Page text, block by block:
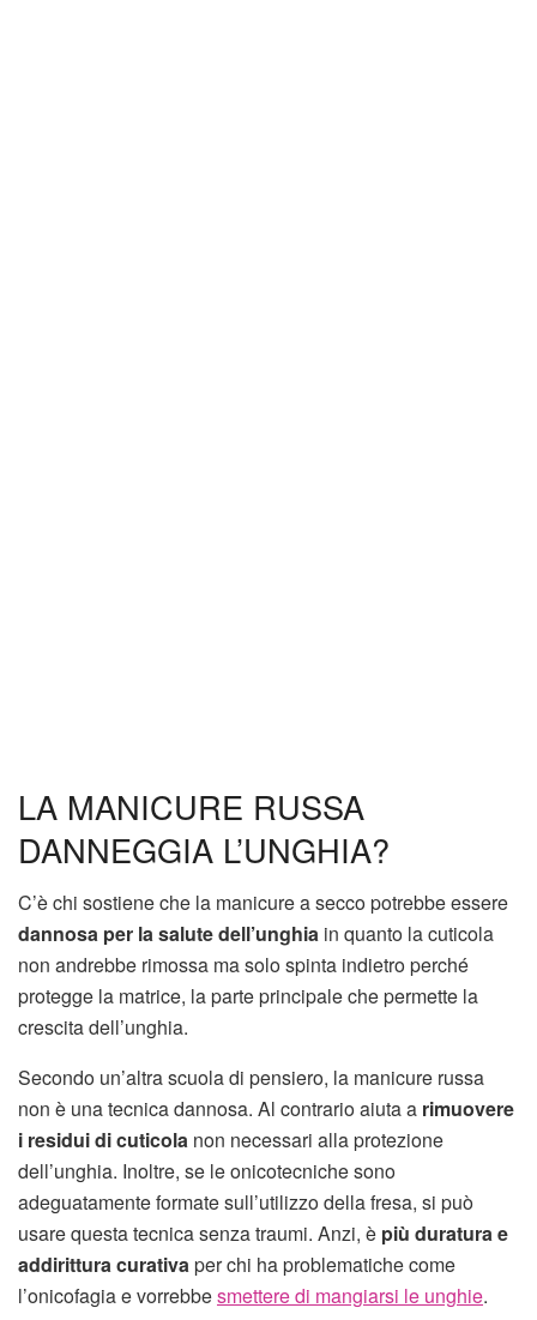
LA MANICURE RUSSA
DANNEGGIA L’UNGHIA?
C’è chi sostiene che la manicure a secco potrebbe essere
dannosa per la salutedell’unghia in quanto la cuticola
non andrebbe rimossa ma solo spinta indietro perché
protegge la matrice, la parte principale che permette la
crescita dell’unghia.
Secondo un’altra scuola di pensiero, la manicure russa
non è una tecnica dannosa. Al contrario aiuta a rimuovere
i residui di cuticola non necessari alla protezione
dell’unghia. Inoltre, se le onicotecniche sono
adeguatamente formate sull’utilizzo della fresa, si può
usare questa tecnica senza traumi. Anzi, è più duratura e
addirittura curativaper chi ha problematiche come
l’onicofagia e vorrebbesmettere di mangiarsi le unghie.